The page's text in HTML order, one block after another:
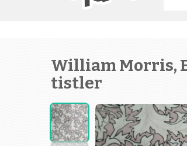
William Morris,
tistler